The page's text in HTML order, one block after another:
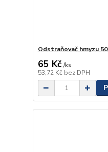
Odstraňovač hmyzu
65 Kč /ks
53,72 Kč bez DPH